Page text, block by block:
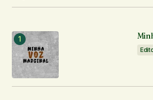
O seu endereço de e-mail não
Comentário